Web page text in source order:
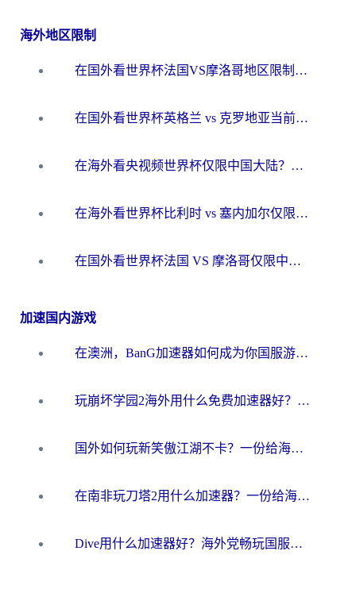
海外地区限制
在国外看世界杯法国VS摩洛哥地区限制？这篇指南让你流畅看中文解说无压力
在国外看世界杯英格兰 vs 克罗地亚当前地区不可播放？这篇指南帮你搞定所有海外观赛难题
在海外看央视频世界杯仅限中国大陆？这篇指南帮你解锁中文解说+无卡顿直播
在海外看世界杯比利时 vs 塞内加尔仅限中国大陆？我找到了最流畅的中文解说之路
在国外看世界杯法国 VS 摩洛哥仅限中国大陆？海外党这样看中文解说赛事不卡顿
加速国内游戏
在澳洲，BanG加速器如何成为你国服游戏的“时光机”？
玩崩坏学园2海外用什么免费加速器好？2026海外党亲测国服游戏加速指南
国外如何玩新笑傲江湖不卡？一份给海外游子的终极网络指南
在南非玩刀塔2用什么加速器？一份给海外游子的终极生存指南
Dive用什么加速器好？海外党畅玩国服游戏的终极避坑指南